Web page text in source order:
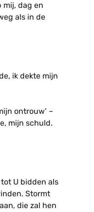
mij, dag en
als in de
ik dekte mijn
ontrouw’ –
mijn schuld.
U bidden als
Stormt
die zal hen